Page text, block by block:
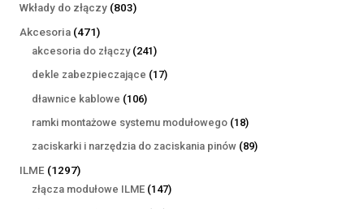
Wkłady do złączy 803803
Akcesoria 471471
produktów
akcesoria do złączy 241241
produktów
dekle zabezpieczające 1717
dławnice kablowe 106106
produktów
ramki montażowe systemu modułowego 1818
produktów
zaciskarki i narzędzia do zaciskania pinów 8989
ILME 12971297
produktów
złącza modułowe ILME 147147